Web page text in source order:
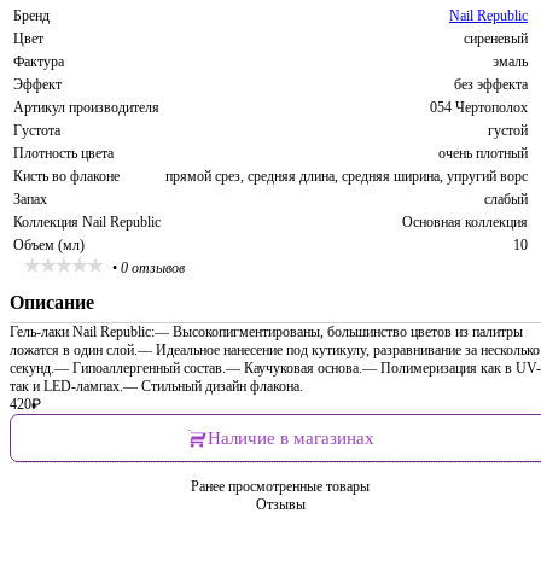
Бренд
Nail Republic
Цвет
сиреневый
Фактура
эмаль
Эффект
без эффекта
Артикул производителя
054 Чертополох
Густота
густой
Плотность цвета
очень плотный
Кисть во флаконе
прямой срез, средняя длина, средняя ширина, упругий ворс
Запах
слабый
Коллекция Nail Republic
Основная коллекция
Объем (мл)
10
• 0 отзывов
Описание
Гель-лаки Nail Republic:— Высокопигментированы, большинство цветов из палитры
ложатся в один слой.— Идеальное нанесение под кутикулу, разравнивание за несколько
секунд.— Гипоаллергенный состав.— Каучуковая основа.— Полимеризация как в
так и LED-лампах.— Стильный дизайн флакона.
420₽
Наличие в магазинах
Ранее просмотренные товары
Отзывы